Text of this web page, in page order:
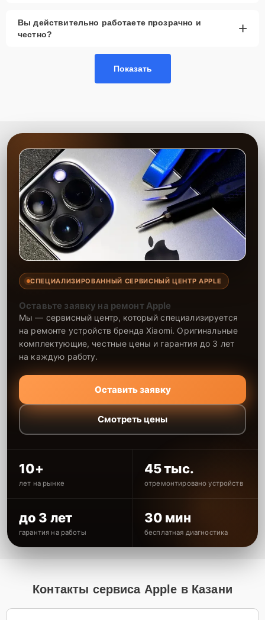
оригинальные и качественные аналоги для
замены.
Гарантия качества— все работы выполняются
с соблюдением высоких стандартов.
замены. Наша главная цель — вернуть вашему устройству полную
функциональность в кратчайшие сроки.
Вы действительно работаете прозрачно и
честно?
+
Показать
СПЕЦИАЛИЗИРОВАННЫЙ СЕРВИСНЫЙ ЦЕНТР APPLE
Оставьте заявку на ремонт Apple
Мы — сервисный центр, который специализируется
на ремонте устройств бренда Xiaomi. Оригинальные
комплектующие, честные цены и гарантия до 3 лет
на каждую работу.
Оставить заявку
Смотреть цены
10+
лет на рынке
45 тыс.
отремонтировано устройств
до 3 лет
гарантия на работы
30 мин
бесплатная диагностика
Контакты сервиса Apple в Казани